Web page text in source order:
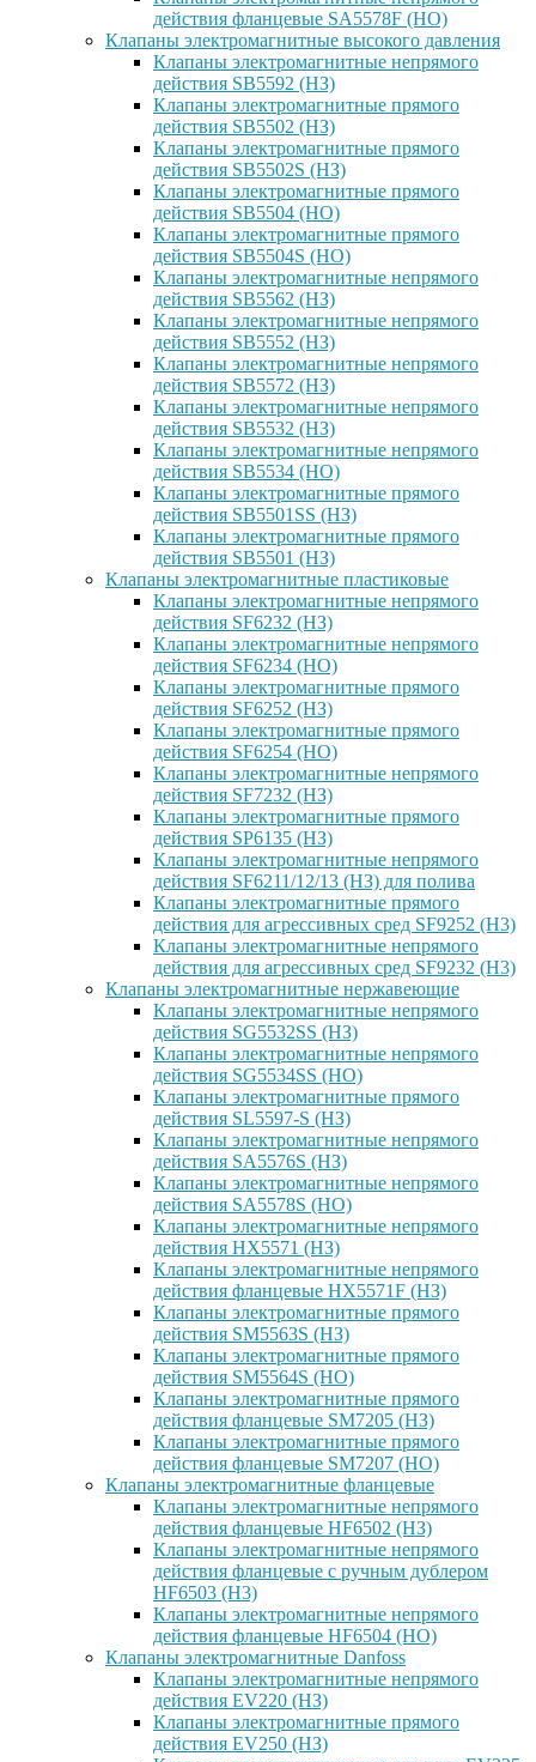
действия фланцевые SA5578F (НО)
Клапаны электромагнитные высокого давления
Клапаны электромагнитные непрямого
действия SB5592 (НЗ)
Клапаны электромагнитные прямого
действия SB5502 (НЗ)
Клапаны электромагнитные прямого
действия SB5502S (НЗ)
Клапаны электромагнитные прямого
действия SB5504 (НО)
Клапаны электромагнитные прямого
действия SB5504S (НО)
Клапаны электромагнитные непрямого
действия SB5562 (НЗ)
Клапаны электромагнитные непрямого
действия SB5552 (НЗ)
Клапаны электромагнитные непрямого
действия SB5572 (НЗ)
Клапаны электромагнитные непрямого
действия SB5532 (НЗ)
Клапаны электромагнитные непрямого
действия SB5534 (НО)
Клапаны электромагнитные прямого
действия SB5501SS (НЗ)
Клапаны электромагнитные прямого
действия SB5501 (НЗ)
Клапаны электромагнитные пластиковые
Клапаны электромагнитные непрямого
действия SF6232 (НЗ)
Клапаны электромагнитные непрямого
действия SF6234 (НО)
Клапаны электромагнитные прямого
действия SF6252 (НЗ)
Клапаны электромагнитные прямого
действия SF6254 (НО)
Клапаны электромагнитные непрямого
действия SF7232 (НЗ)
Клапаны электромагнитные прямого
действия SP6135 (НЗ)
Клапаны электромагнитные непрямого
действия SF6211/12/13 (НЗ) для полива
Клапаны электромагнитные прямого
действия для агрессивных сред SF9252 (H3)
Клапаны электромагнитные непрямого
действия для агрессивных сред SF9232 (H3)
Клапаны электромагнитные нержавеющие
Клапаны электромагнитные непрямого
действия SG5532SS (НЗ)
Клапаны электромагнитные непрямого
действия SG5534SS (НО)
Клапаны электромагнитные прямого
действия SL5597-S (НЗ)
Клапаны электромагнитные непрямого
действия SA5576S (НЗ)
Клапаны электромагнитные непрямого
действия SA5578S (НО)
Клапаны электромагнитные непрямого
действия HX5571 (НЗ)
Клапаны электромагнитные непрямого
действия фланцевые HX5571F (НЗ)
Клапаны электромагнитные прямого
действия SM5563S (НЗ)
Клапаны электромагнитные прямого
действия SM5564S (НО)
Клапаны электромагнитные прямого
действия фланцевые SM7205 (НЗ)
Клапаны электромагнитные прямого
действия фланцевые SM7207 (НО)
Клапаны электромагнитные фланцевые
Клапаны электромагнитные непрямого
действия фланцевые HF6502 (НЗ)
Клапаны электромагнитные непрямого
действия фланцевые с ручным дублером
HF6503 (Н3)
Клапаны электромагнитные непрямого
действия фланцевые HF6504 (НО)
Клапаны электромагнитные Danfoss
Клапаны электромагнитные непрямого
действия EV220 (НЗ)
Клапаны электромагнитные прямого
действия EV250 (НЗ)